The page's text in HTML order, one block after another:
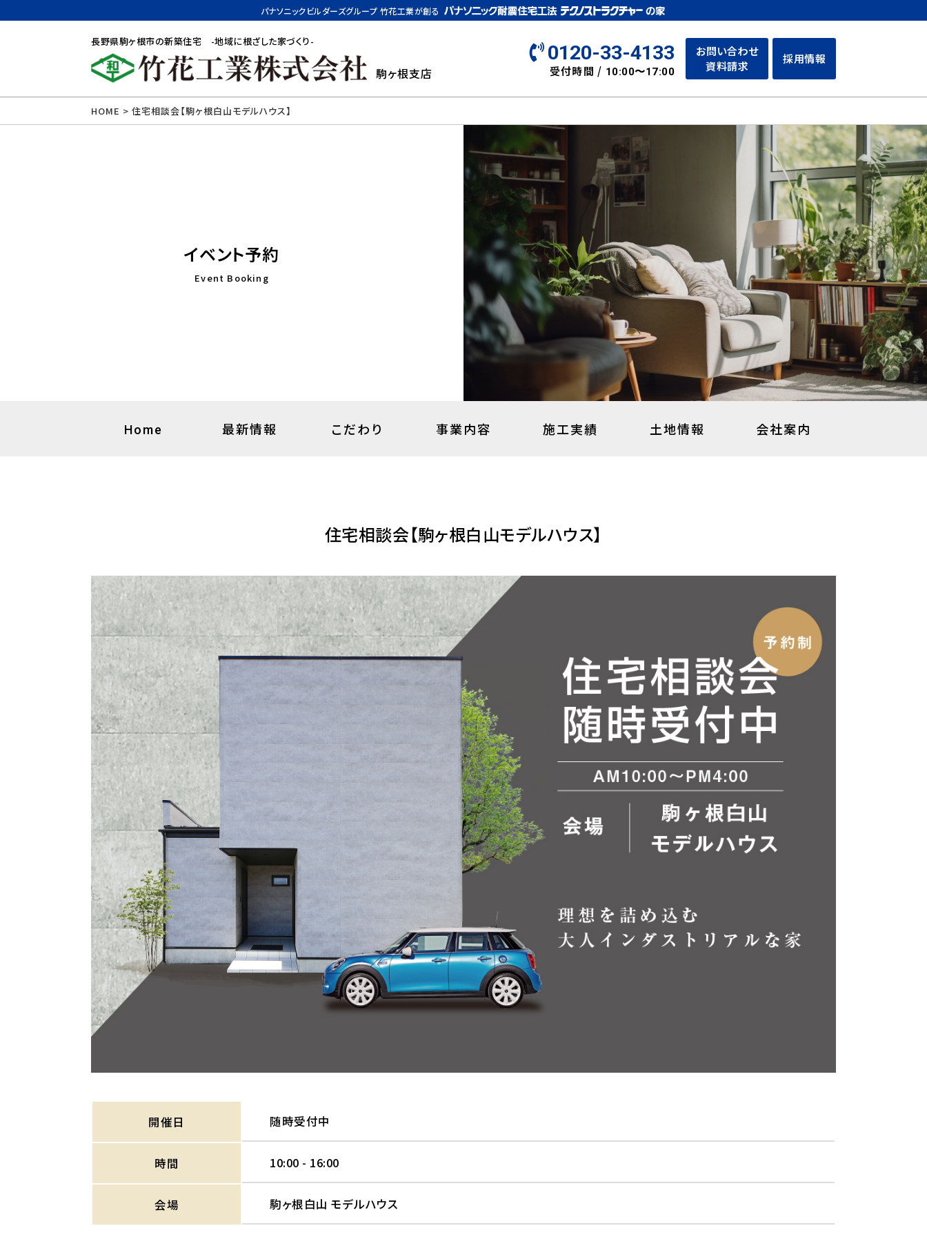
パナソニックビルダーズグループ 竹花工業が創る
長野県駒ヶ根市の新築住宅 -地域に根ざした家づくり-
駒ヶ根支店
0120-33-4133
受付時間 / 10:00〜17:00
お問い合わせ
資料請求
採用情報
HOME > 住宅相談会【駒ヶ根白山モデルハウス】
イベント予約
Event Booking
Home 最新情報 こだわり 事業内容 施工実績 土地情報 会社案内
住宅相談会【駒ヶ根白山モデルハウス】
開催日 随時受付中
時間 10:00 - 16:00
会場 駒ヶ根白山 モデルハウス